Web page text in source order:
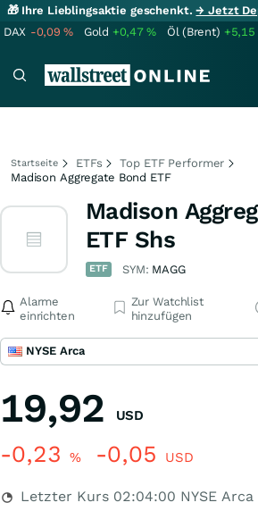
🎁 Ihre Lieblingsaktie geschenkt.→ Jetzt
DAX -0,09% Gold +0,47% Öl (Brent) +5,15
Startseite ETFs
Top ETF Performer
Madison Aggregate Bond ETF
Madison
ETF Shs
ETF SYM: MAGG
Alarme
einrichten
Zur Watchlist
hinzufügen
NYSE Arca
19,92 USD
-0,23 % -0,05 USD
Letzter Kurs 02:04:00 NYSE Arca